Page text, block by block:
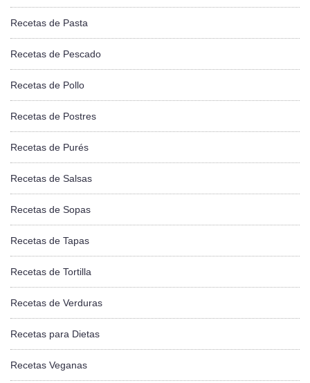
Recetas de Pasta
Recetas de Pescado
Recetas de Pollo
Recetas de Postres
Recetas de Purés
Recetas de Salsas
Recetas de Sopas
Recetas de Tapas
Recetas de Tortilla
Recetas de Verduras
Recetas para Dietas
Recetas Veganas